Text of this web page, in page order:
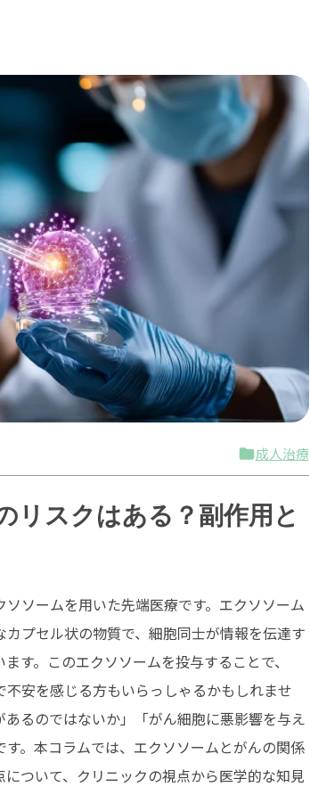
成人治療
リスクはある？副作用と
ソームを用いた先端医療です。エクソソーム
プセル状の物質で、細胞同士が情報を伝達す
す。このエクソソームを投与することで、
安を感じる方もいらっしゃるかもしれませ
るのではないか」「がん細胞に悪影響を与え
。本コラムでは、エクソソームとがんの関係
ついて、クリニックの視点から医学的な知見